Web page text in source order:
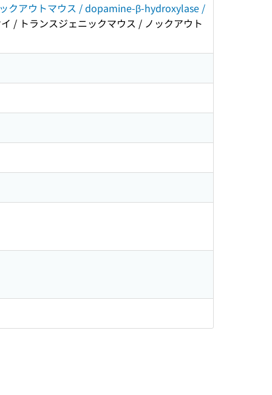
クアウトマウス / dopamine-β-hydroxylase /
/ トランスジェニックマウス / ノックアウト